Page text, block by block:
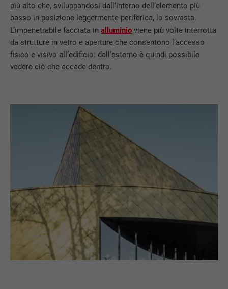
più alto che, sviluppandosi dall’interno dell’elemento più
basso in posizione leggermente periferica, lo sovrasta.
L’impenetrabile facciata inalluminio viene più volte interrotta
da strutture in vetro e aperture che consentono l’accesso
fisico e visivo all’edificio: dall’esterno è quindi possibile
vedere ciò che accade dentro.